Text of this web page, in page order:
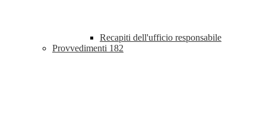
Recapiti dell'ufficio responsabile
Provvedimenti 182